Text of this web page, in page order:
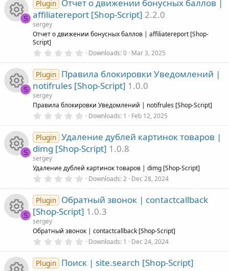
r
i
c
n
s
r
c
i
c
n
0
t
r
(
s
o
r
c
i
c
n
S
Plugin Отчет о движении бонусных баллов |
affiliatereport [Shop-Script] 2.2.0
sergey
Отчет о движении бонусных баллов | affiliatereport [Shop-
Script]
0
0
s
t
r
(
s
Downloads 0 Mar 3, 2025
e
s
u
r
e
S
Plugin Правила блокировки Уведомлений |
notifrules [Shop-Script] 1.0.0
sergey
Правила блокировки Уведомлений | notifrules [Shop-Script]
0
0
s
t
r
(
s
Downloads 1 Feb 12, 2025
e
s
u
S
Plugin Удаление дублей картинок товаров |
dimg [Shop-Script] 1.0.8
sergey
Удаление дублей картинок товаров | dimg [Shop-Script]
0
0
s
t
r
(
s
Downloads 2 Dec 28, 2024
e
S
Plugin Обратный звонок | contactcallback
[Shop-Script] 1.0.3
sergey
Обратный звонок | contactcallback [Shop-Script]
0
0
Downloads 1 Dec 24, 2024
Plugin Поиск | site.search [Shop-Script]